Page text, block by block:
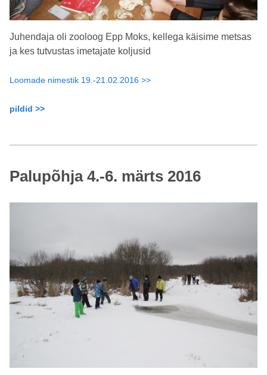
Juhendaja oli zooloog Epp Moks, kellega käisime metsas
ja kes tutvustas imetajate koljusid
Loomade nimestik 19.-21.02.2016 >>
pildid >>
Palupõhja 4.-6. märts 2016